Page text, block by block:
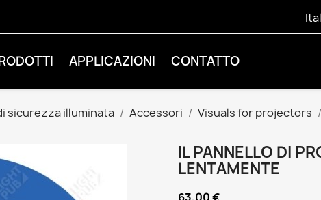
APPLICAZIONI CONTATTO
sicurezza illuminata Accessori Visuals for projectors
IL PANNELLO DI
LENTAMENTE